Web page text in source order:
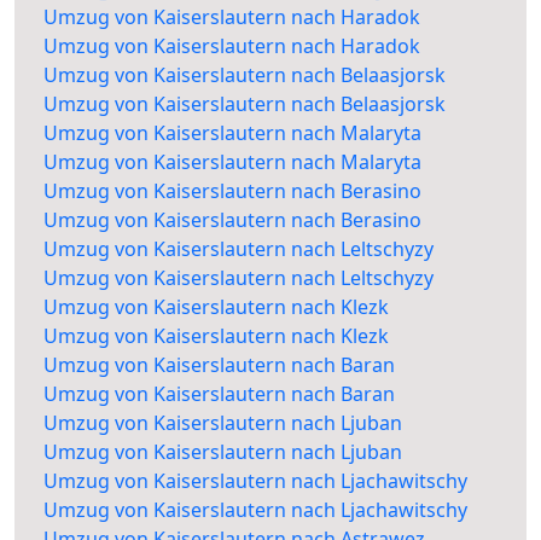
Umzug von Kaiserslautern nach Haradok
Umzug von Kaiserslautern nach Haradok
Umzug von Kaiserslautern nach Belaasjorsk
Umzug von Kaiserslautern nach Belaasjorsk
Umzug von Kaiserslautern nach Malaryta
Umzug von Kaiserslautern nach Malaryta
Umzug von Kaiserslautern nach Berasino
Umzug von Kaiserslautern nach Berasino
Umzug von Kaiserslautern nach Leltschyzy
Umzug von Kaiserslautern nach Leltschyzy
Umzug von Kaiserslautern nach Klezk
Umzug von Kaiserslautern nach Klezk
Umzug von Kaiserslautern nach Baran
Umzug von Kaiserslautern nach Baran
Umzug von Kaiserslautern nach Ljuban
Umzug von Kaiserslautern nach Ljuban
Umzug von Kaiserslautern nach Ljachawitschy
Umzug von Kaiserslautern nach Ljachawitschy